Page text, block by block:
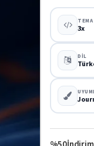
TEMA
3x
DIL